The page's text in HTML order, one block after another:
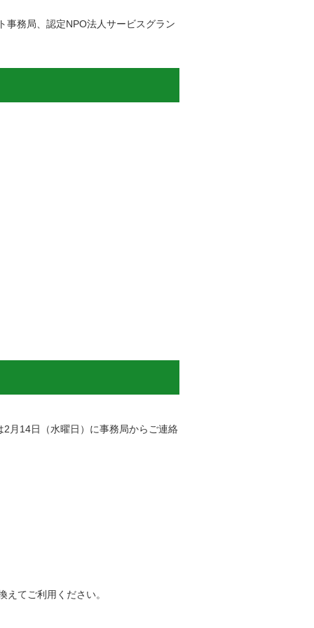
務局、認定NPO法人サービスグラン
月14日（水曜日）に事務局からご連絡
てご利用ください。